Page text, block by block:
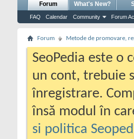
Forum
FAQ Calendar Community Forum
What's New?
Forum Metode de promovare,
SeoPedia este o
un cont, trebuie
înregistrare.
însă modul în
si politica